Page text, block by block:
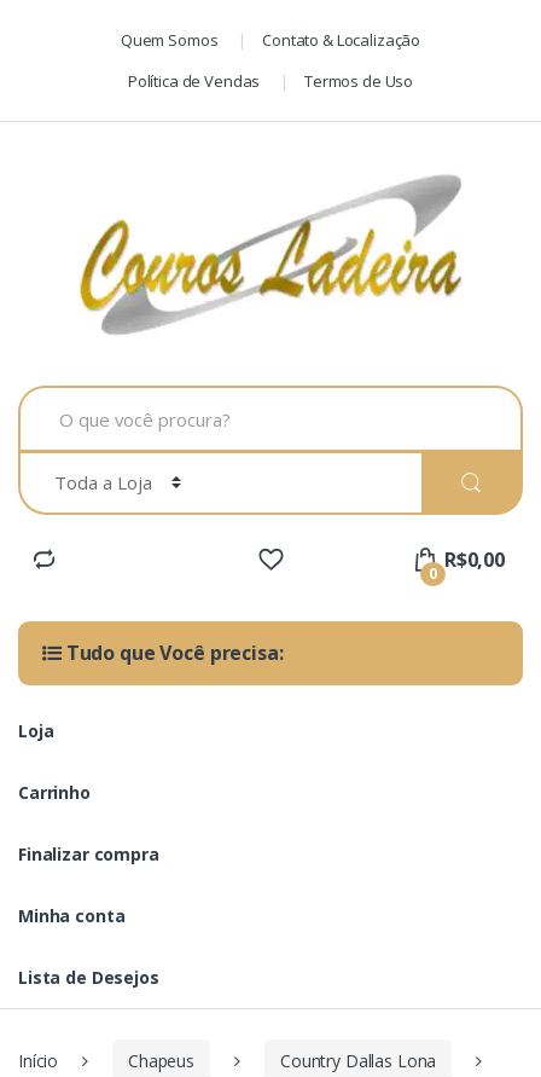
Quem Somos
Contato & Localização
Política de Vendas
Termos de Uso
Search
for:
0
R$0,00
Tudo que Você precisa:
Loja
Carrinho
Finalizar compra
Minha conta
Lista de Desejos
Início Chapeus
Country Dallas Lona